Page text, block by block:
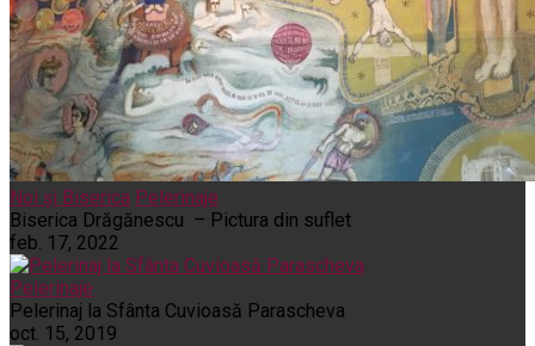
Noi și Biserica Pelerinaje
Biserica Drăgănescu – Pictura din suflet
feb. 17, 2022
Pelerinaje
Pelerinaj la Sfânta Cuvioasă Parascheva
oct. 15, 2019